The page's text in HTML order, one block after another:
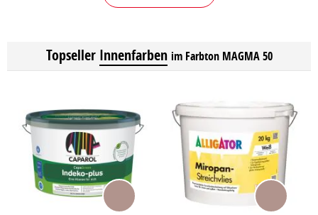
Topseller Innenfarben im Farbton MAGMA 50